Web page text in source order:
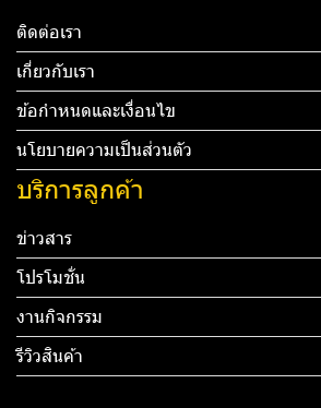
ติดต่อเรา
เกี่ยวกับเรา
ข้อกำหนดและเงื่อนไข
นโยบายความเป็นส่วนตัว
บริการลูกค้า
ข่าวสาร
โปรโมชั่น
งานกิจกรรม
รีวิวสินค้า